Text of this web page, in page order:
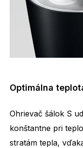
Optimálna
Ohrievač šálok S
konštantne pri
stratám tepla,